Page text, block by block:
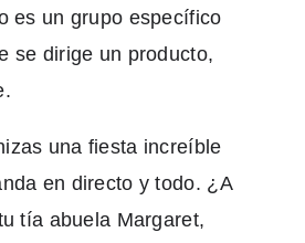
es un grupo específico
se dirige un producto,
una fiesta increíble
en directo y todo. ¿A
tía abuela Margaret,